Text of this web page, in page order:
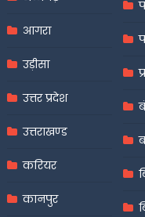
आगरा
उड़ीसा
उत्तर प्रदेश
उत्तराखण्ड
करियर
कानपुर